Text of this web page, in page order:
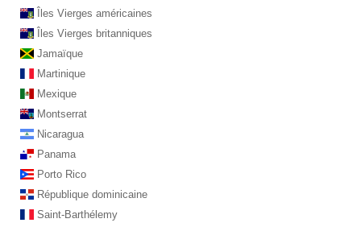
Îles Vierges américaines
Îles Vierges britanniques
Jamaïque
Martinique
Mexique
Montserrat
Nicaragua
Panama
Porto Rico
République dominicaine
Saint-Barthélemy